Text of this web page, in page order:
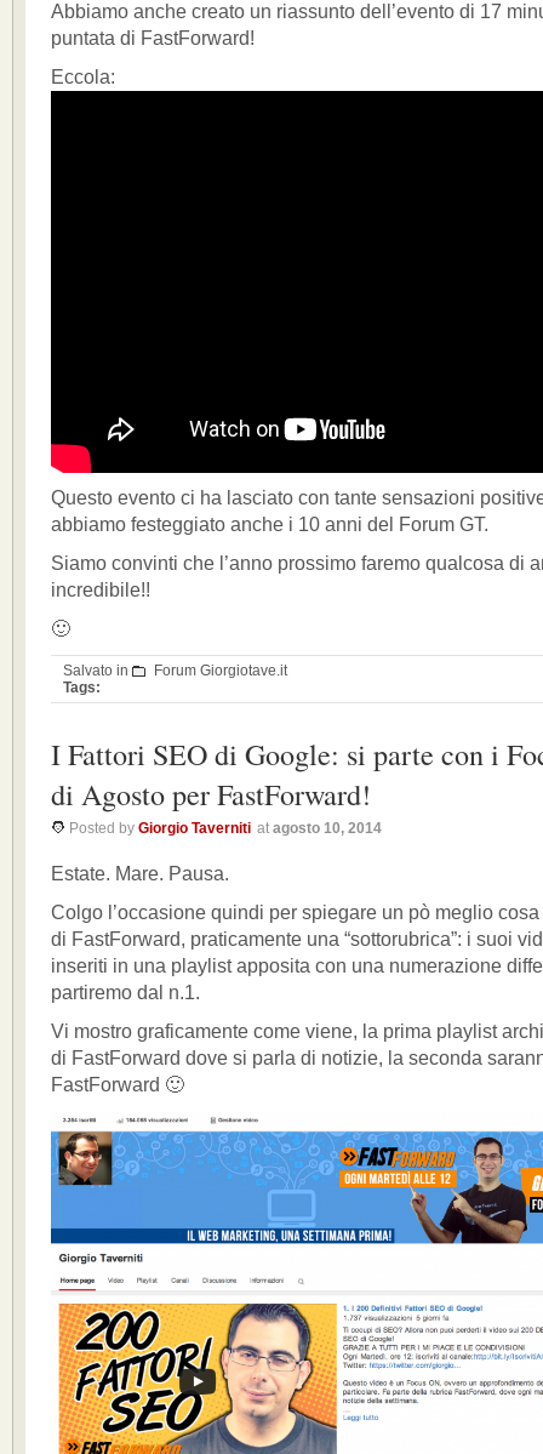
Abbiamo anche creato un riassunto dell’evento di 17
puntata di FastForward!
Eccola:
Questo evento ci ha lasciato con tante sensazioni
abbiamo festeggiato anche i 10 anni del Forum GT.
Siamo convinti che l’anno prossimo faremo qualcosa di
incredibile!!
🙂
Salvato in
Forum Giorgiotave.it
Tags:
I Fattori SEO di Google: si parte con i
di Agosto per FastForward!
Posted by Giorgio Taverniti at agosto 10, 2014
Estate. Mare. Pausa.
Colgo l’occasione quindi per spiegare un pò meglio
di FastForward, praticamente una “sottorubrica”: i suoi
inseriti in una playlist apposita con una numerazione
partiremo dal n.1.
Vi mostro graficamente come viene, la prima playlist
di FastForward dove si parla di notizie, la seconda
FastForward 🙂